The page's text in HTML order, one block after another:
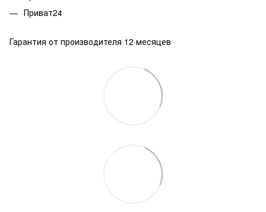
Приват24
Гарантия от производителя 12 месяцев